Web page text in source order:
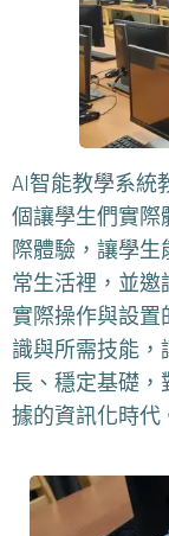
AI智能教學系統
個讓學生們實際
際體驗，讓學
常生活裡，並邀
實際操作與設置
識與所需技能
長、穩定基礎，
據的資訊化時代